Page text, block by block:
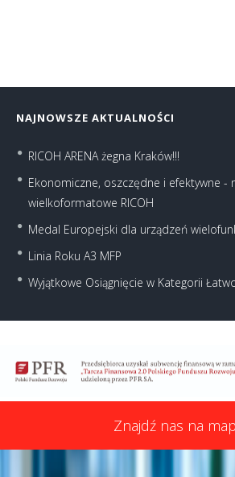
NAJNOWSZE AKTUALNOŚCI
RICOH ARENA żegna Kraków!!!
Ekonomiczne, oszczędne i efektywne -
wielkoformatowe RICOH
Medal Europejski dla urządzeń
Linia Roku A3 MFP
Wyjątkowe Osiągnięcie w Kategorii
Znajdź nas na